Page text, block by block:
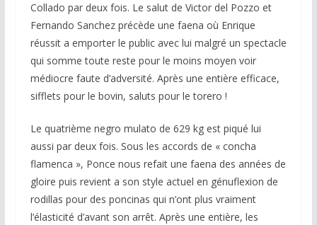
Collado par deux fois. Le salut de Victor del Pozzo et
Fernando Sanchez précède une faena où Enrique
réussit a emporter le public avec lui malgré un spectacle
qui somme toute reste pour le moins moyen voir
médiocre faute d’adversité. Après une entière efficace,
sifflets pour le bovin, saluts pour le torero !
Le quatrième negro mulato de 629 kg est piqué lui
aussi par deux fois. Sous les accords de « concha
flamenca », Ponce nous refait une faena des années de
gloire puis revient a son style actuel en génuflexion de
rodillas pour des poncinas qui n’ont plus vraiment
l’élasticité d’avant son arrêt. Après une entière, les